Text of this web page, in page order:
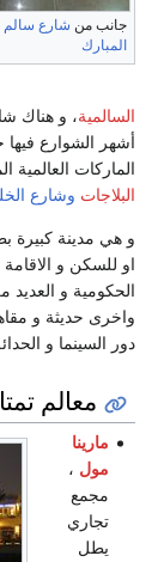
جانب من شارع سالم
المبارك
السالمية، و هناك
أشهر الشوارع فيها
الماركات
البلاجات وشارع
و هي مدينة كبيرة
او للسكن و
الحكومية و العديد
واخرى حديثة و
دور السينما و
معالم
مارينا
مول ،
مجمع
تجاري
يطل